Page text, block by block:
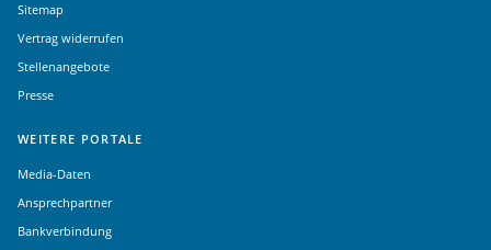
Sitemap
Vertrag widerrufen
Stellenangebote
Presse
WEITERE PORTALE
Media-Daten
Ansprechpartner
Bankverbindung